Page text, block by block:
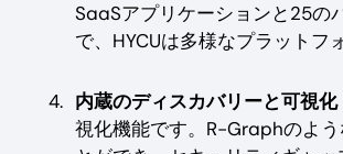
SaaSアプリケーションと25の
で、HYCUは多様なプラットフ
内蔵のディスカバリーと可視化
視化機能です。R-Graphのよ